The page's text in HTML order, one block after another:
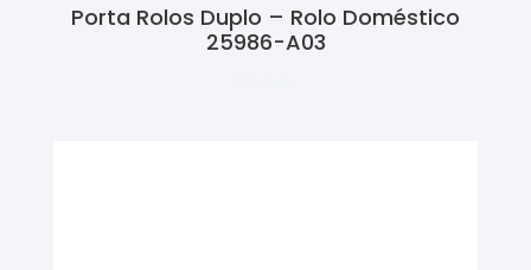
Porta Rolos Duplo – Rolo Doméstico
25986-A03